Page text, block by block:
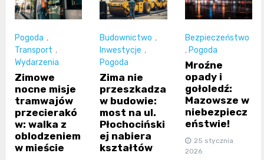
Pogoda ,
Transport ,
Wydarzenia
Zimowe
nocne misje
tramwajów
przecierakó
w: walka z
oblodzeniem
w mieście
Budownictwo ,
Inwestycje ,
Pogoda
Zima nie
przeszkadza
w budowie:
most na ul.
Płochociński
ej nabiera
kształtów
Bezpieczeństwo
, Pogoda
Mroźne
opady i
gołoledź:
Mazowsze w
niebezpiecz
eństwie!
25 stycznia
2026